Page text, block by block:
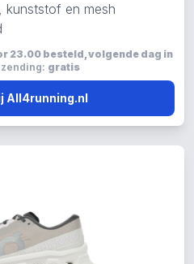
kunststof en mesh
23.00 besteld, volgende dag in
gratis
All4running.nl